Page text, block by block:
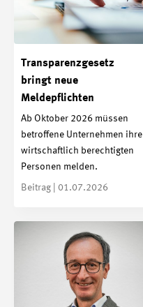
Transparenzgesetz
bringt neue
Meldepflichten
Ab Oktober 2026 müssen
betroffene Unternehmen ihre
wirtschaftlich berechtigten
Personen melden.
Beitrag | 01.07.2026